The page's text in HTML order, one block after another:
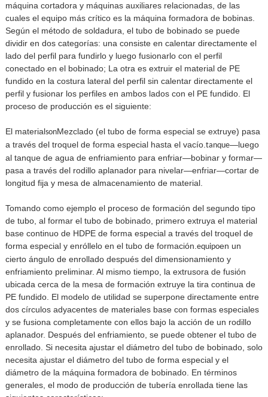
máquina cortadora y máquinas auxiliares relacionadas, de las
cuales el equipo más crítico es la máquina formadora de bobinas.
Según el método de soldadura, el tubo de bobinado se puede
dividir en dos categorías: una consiste en calentar directamente el
lado del perfil para fundirlo y luego fusionarlo con el perfil
conectado en el bobinado; La otra es extruir el material de PE
fundido en la costura lateral del perfil sin calentar directamente el
perfil y fusionar los perfiles en ambos lados con el PE fundido. El
proceso de producción es el siguiente:
El materialsonMezclado (el tubo de forma especial se extruye) pasa
a través del troquel de forma especial hasta el vacío. tanque—luego
al tanque de agua de enfriamiento para enfriar—bobinar y formar—
pasa a través del rodillo aplanador para nivelar—enfriar—cortar de
longitud fija y mesa de almacenamiento de material.
Tomando como ejemplo el proceso de formación del segundo tipo
de tubo, al formar el tubo de bobinado, primero extruya el material
base continuo de HDPE de forma especial a través del troquel de
forma especial y enróllelo en el tubo de formación. equipoen un
cierto ángulo de enrollado después del dimensionamiento y
enfriamiento preliminar. Al mismo tiempo, la extrusora de fusión
ubicada cerca de la mesa de formación extruye la tira continua de
PE fundido. El modelo de utilidad se superpone directamente entre
dos círculos adyacentes de materiales base con formas especiales
y se fusiona completamente con ellos bajo la acción de un rodillo
aplanador. Después del enfriamiento, se puede obtener el tubo de
enrollado. Si necesita ajustar el diámetro del tubo de bobinado, solo
necesita ajustar el diámetro del tubo de forma especial y el
diámetro de la máquina formadora de bobinado. En términos
generales, el modo de producción de tubería enrollada tiene las